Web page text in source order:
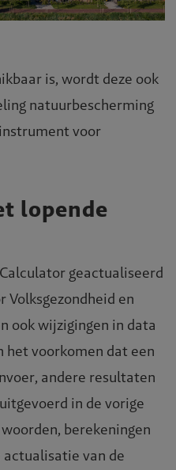
is, wordt deze ook
natuurbescherming
voor
lopende
geactualiseerd
en
ook wijzigingen in data
het voorkomen dat een
andere resultaten
in de vorige
berekeningen
van de